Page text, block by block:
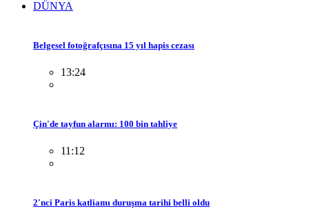
DÜNYA
Belgesel fotoğrafçısına 15 yıl hapis cezası
13:24
Çin'de tayfun alarmı: 100 bin tahliye
11:12
2'nci Paris katliamı duruşma tarihi belli oldu